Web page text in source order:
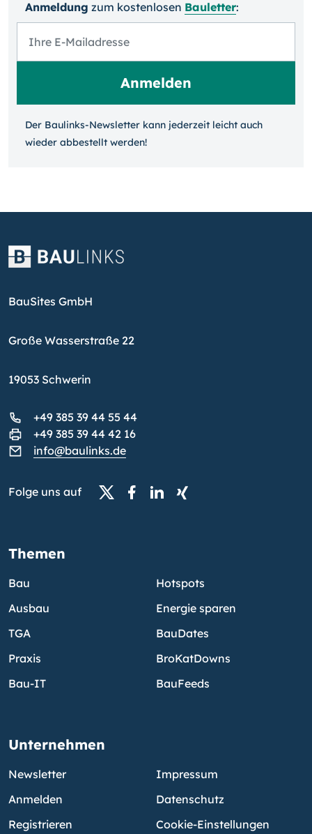
Anmeldung zum kosten­losen Bauletter:
Der Baulinks-Newsletter kann jeder­zeit leicht auch
wieder ab­bestellt werden!
BauSites GmbH
Große Wasserstraße 22
19053 Schwerin
+49 385 39 44 55 44
+49 385 39 44 42 16
info@baulinks.de
Folge uns auf
Themen
Bau
Ausbau
TGA
Praxis
Bau-IT
Hotspots
Energie sparen
BauDates
BroKatDowns
BauFeeds
Unternehmen
Newsletter
Anmelden
Registrieren
Impressum
Datenschutz
Cookie-Einstellungen